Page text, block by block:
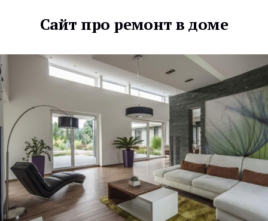
Сайт про ремонт в доме